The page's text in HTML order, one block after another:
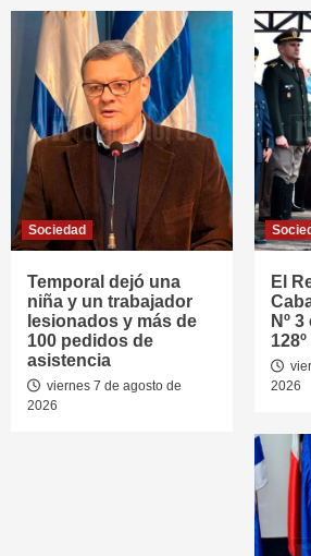
Sociedad
Temporal dejó una
niña y un trabajador
lesionados y más de
100 pedidos de
asistencia
viernes 7 de agosto de
2026
El
Nº
2026